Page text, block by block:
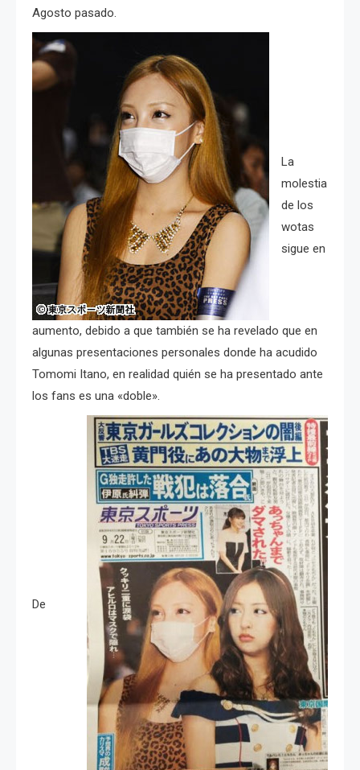
Agosto pasado.
La
molestia
de los
wotas
sigue en
aumento, debido a que también se ha revelado que en
algunas presentaciones personales donde ha acudido
Tomomi Itano, en realidad quién se ha presentado ante
los fans es una «doble».
De